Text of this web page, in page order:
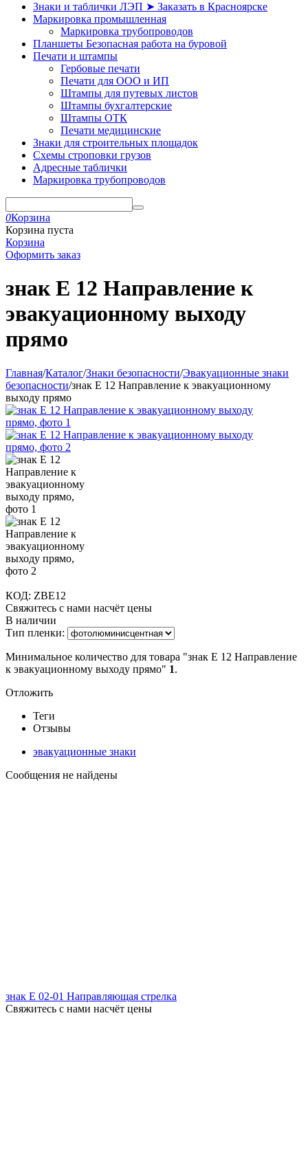
Знаки и таблички ЛЭП ➤ Заказать в Красноярске
Маркировка промышленная
Маркировка трубопроводов
Планшеты Безопасная работа на буровой
Печати и штампы
Гербовые печати
Печати для ООО и ИП
Штампы для путевых листов
Штампы бухгалтерские
Штампы ОТК
Печати медицинские
Знаки для строительных площадок
Схемы строповки грузов
Адресные таблички
Маркировка трубопроводов
0Корзина
Корзина пуста
Корзина
Оформить заказ
знак Е 12 Направление к
эвакуационному выходу
прямо
Главная/Каталог/Знаки безопасности/Эвакуационные знаки
безопасности/знак Е 12 Направление к эвакуационному
выходу прямо
КОД: ZBE12
Свяжитесь с нами насчёт цены
В наличии
Тип пленки:
Минимальное количество для товара "знак Е 12 Направление
к эвакуационному выходу прямо" 1.
Отложить
Теги
Отзывы
эвакуационные знаки
Сообщения не найдены
знак Е 02-01 Направляющая стрелка
Свяжитесь с нами насчёт цены